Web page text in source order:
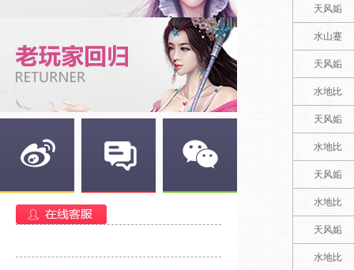
天风姤
水山蹇
天风姤
水地比
天风姤
水地比
天风姤
水地比
天风姤
水地比